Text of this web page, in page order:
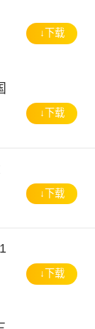
↓下载
↓下载
↓下载
↓下载